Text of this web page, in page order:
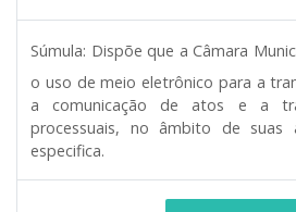
Súmula: Dispõe que a Câmara
o uso de meio eletrônico para a
a comunicação de atos e a
processuais, no âmbito de suas
especifica.